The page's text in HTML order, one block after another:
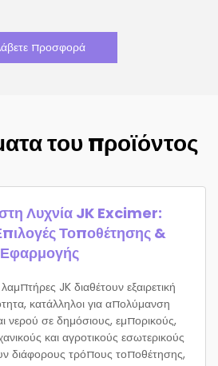
προσφορά
του προϊόντος
Λυχνία JK Excimer:
Τοποθέτησης &
Εφαρμογής
JK διαθέτουν εξαιρετική
κατάλληλοι για απολύμανση
νερού σε δημόσιους, εμπορικούς,
και αγροτικούς εσωτερικούς
διάφορους τρόπους τοποθέτησης,